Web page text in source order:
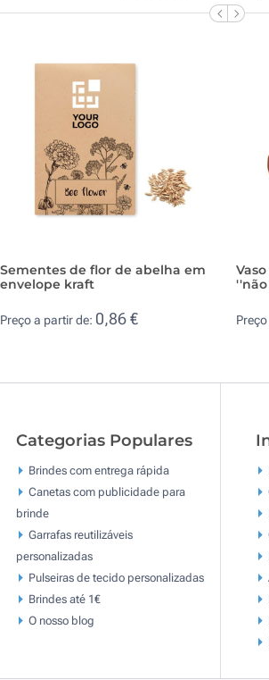
Sementes de flor de abelha em
envelope kraft
Preço a partir de: 0,86 €
Categorias Populares
Brindes com entrega rápida
Canetas com publicidade para
brinde
Garrafas reutilizáveis
personalizadas
Pulseiras de tecido personalizadas
Brindes até 1€
O nosso blog